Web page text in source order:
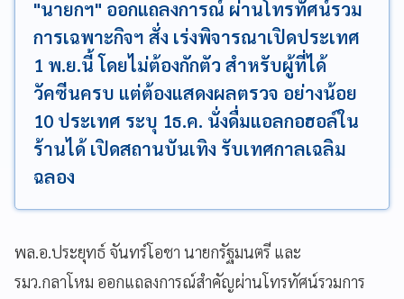
"นายกฯ" ออกแถลงการณ์ ผ่านโทรทัศน์รวม
การเฉพาะกิจฯ สั่ง เร่งพิจารณาเปิดประเทศ
1 พ.ย.นี้ โดยไม่ต้องกักตัว สำหรับผู้ที่ได้
วัคซีนครบ แต่ต้องแสดงผลตรวจ อย่างน้อย
10 ประเทศ ระบุ 1ธ.ค. นั่งดื่มแอลกอฮอล์ใน
ร้านได้ เปิดสถานบันเทิง รับเทศกาลเฉลิม
ฉลอง
พล.อ.ประยุทธ์ จันทร์โอชา นายกรัฐมนตรี และ
รมว.กลาโหม ออกแถลงการณ์สำคัญผ่านโทรทัศน์รวมการ